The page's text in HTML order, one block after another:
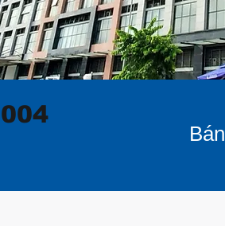
Bán